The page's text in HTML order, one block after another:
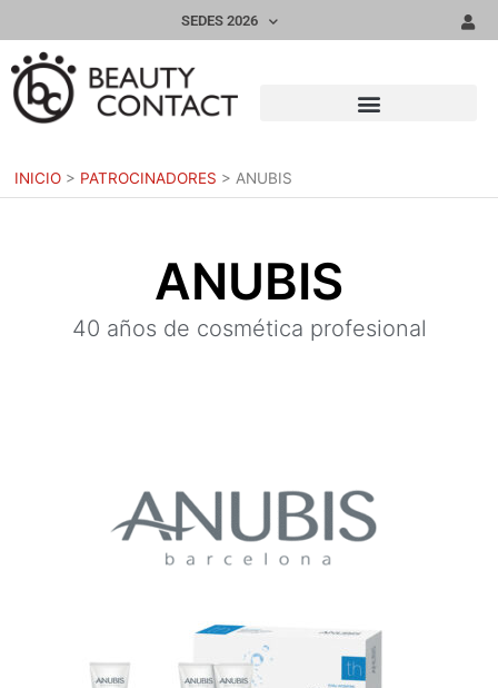
SEDES 2026
INICIO > PATROCINADORES > ANUBIS
ANUBIS
40 años de cosmética profesional